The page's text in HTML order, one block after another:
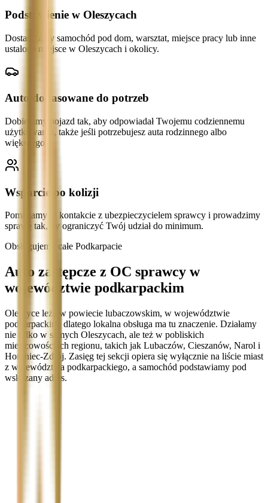
Podstawienie w Oleszycach
Dostarczamy samochód pod dom, warsztat, miejsce pracy lub inne
ustalone miejsce w Oleszycach i okolicy.
Auto dopasowane do potrzeb
Dobieramy pojazd tak, aby odpowiadał Twojemu codziennemu
użytkowaniu, także jeśli potrzebujesz auta rodzinnego albo
większego.
Wsparcie po kolizji
Pomagamy w kontakcie z ubezpieczycielem sprawcy i prowadzimy
sprawę tak, by ograniczyć Twój udział do minimum.
Obsługujemy całe Podkarpacie
Auto zastępcze z OC sprawcy w
województwie podkarpackim
Oleszyce leżą w powiecie lubaczowskim, w województwie
podkarpackim, dlatego lokalna obsługa ma tu znaczenie. Działamy
nie tylko w samych Oleszycach, ale też w pobliskich
miejscowościach regionu, takich jak Lubaczów, Cieszanów, Narol i
Horyniec-Zdrój. Zasięg tej sekcji opiera się wyłącznie na liście miast
z województwa podkarpackiego, a samochód podstawiamy pod
wskazany adres.